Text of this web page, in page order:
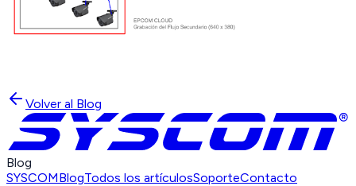
Volver al Blog
Blog
SYSCOMBlogTodos los artículosSoporteContacto